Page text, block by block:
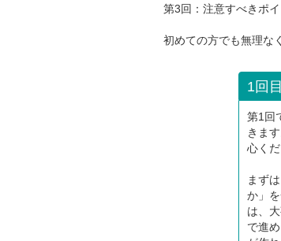
第3回：注意すべきポ
初めての方でも無理な
1回
第1回
きま
心くだ
まず
か」
は、
で進